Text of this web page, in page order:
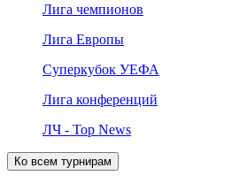
Лига чемпионов
Лига Европы
Суперкубок УЕФА
Лига конференций
ЛЧ - Top News
Ко всем турнирам